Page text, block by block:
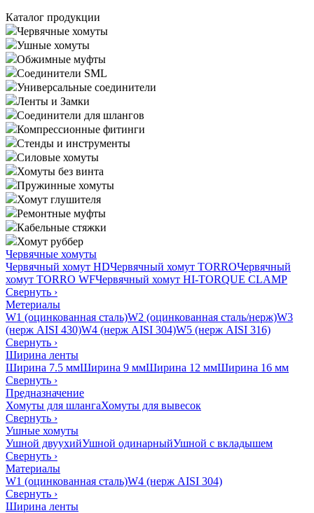
Каталог продукции
Червячные хомуты
Ушные хомуты
Обжимные муфты
Соединители SML
Универсальные соединители
Ленты и Замки
Соединители для шлангов
Компрессионные фитинги
Стенды и инструменты
Силовые хомуты
Хомуты без винта
Пружинные хомуты
Хомут глушителя
Ремонтные муфты
Кабельные стяжки
Хомут руббер
Червячные хомуты
Червячный хомут HDЧервячный хомут TORROЧервячный
хомут TORRO WFЧервячный хомут HI-TORQUE CLAMP
Свернуть ›
Метериалы
W1 (оцинкованная сталь)W2 (оцинкованная сталь/нерж)W3
(нерж AISI 430)W4 (нерж AISI 304)W5 (нерж AISI 316)
Свернуть ›
Ширина ленты
Ширина 7.5 ммШирина 9 ммШирина 12 ммШирина 16 мм
Свернуть ›
Предназначение
Хомуты для шлангаХомуты для вывесок
Свернуть ›
Ушные хомуты
Ушной двуухийУшной одинарныйУшной с вкладышем
Свернуть ›
Материалы
W1 (оцинкованная сталь)W4 (нерж AISI 304)
Свернуть ›
Ширина ленты